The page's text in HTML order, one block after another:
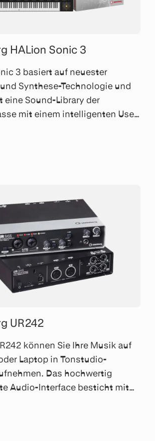
HALion Sonic 3
3 basiert auf neuester
Synthese-Technologie und
eine Sound-Library der
mit einem intelligenten User-
UR242
können Sie Ihre Musik auf
Laptop in Tonstudio-
Das hochwertig
Audio-Interface besticht mit